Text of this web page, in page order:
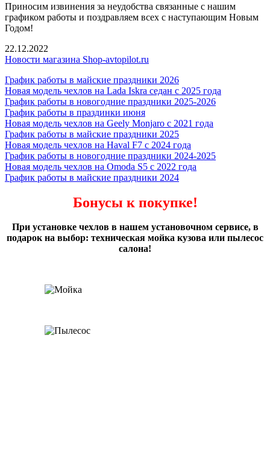
Приносим извинения за неудобства связанные с нашим
графиком работы и поздравляем всех с наступающим Новым
Годом!
22.12.2022
Новости магазина Shop-avtopilot.ru
График работы в майские праздники 2026
Новая модель чехлов на Lada Iskra седан с 2025 года
График работы в новогодние праздники 2025-2026
График работы в праздинки июня
Новая модель чехлов на Geely Monjaro с 2021 года
График работы в майские праздники 2025
Новая модель чехлов на Haval F7 с 2024 года
График работы в новогодние праздники 2024-2025
Новая модель чехлов на Omoda S5 с 2022 года
График работы в майские праздники 2024
Бонусы к покупке!
При установке чехлов в нашем установочном сервисе, в
подарок на выбор: техническая мойка кузова или пылесос
салона!